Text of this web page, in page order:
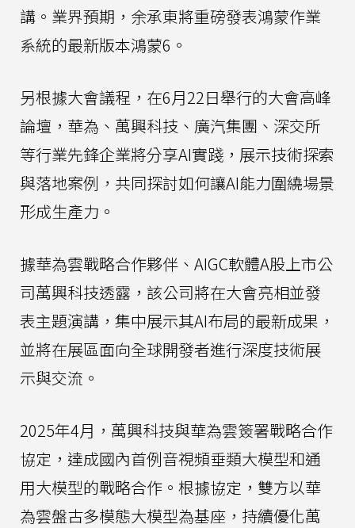
講。業界預期，余承東將重磅發表鴻蒙作業
系統的最新版本鴻蒙6。
另根據大會議程，在6月22日舉行的大會高峰
論壇，華為、萬興科技、廣汽集團、深交所
等行業先鋒企業將分享AI實踐，展示技術探索
與落地案例，共同探討如何讓AI能力圍繞場景
形成生產力。
據華為雲戰略合作夥伴、AIGC軟體A股上市公
司萬興科技透露，該公司將在大會亮相並發
表主題演講，集中展示其AI布局的最新成果，
並將在展區面向全球開發者進行深度技術展
示與交流。
2025年4月，萬興科技與華為雲簽署戰略合作
協定，達成國內首例音視頻垂類大模型和通
用大模型的戰略合作。根據協定，雙方以華
為雲盤古多模態大模型為基座，持續優化萬